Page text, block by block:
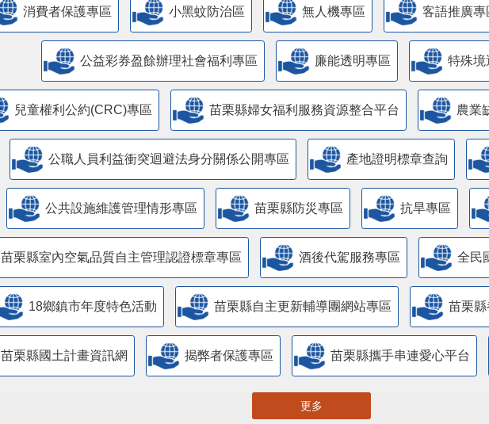
消費者保護專區 小黑蚊防治區 無人機專區 客語推廣專
公益彩券盈餘辦理社會福利專區 廉能透明專區 特殊境
兒童權利公約(CRC)專區 苗栗縣婦女福利服務資源整合平台 農業
公職人員利益衝突迴避法身分關係公開專區 產地證明標章查詢
​公共設施維護管理情形專區 苗栗縣防災專區 抗旱專區
苗栗縣室內空氣品質自主管理認證標章專區 酒後代駕服務專區 全民
18鄉鎮市年度特色活動 苗栗縣自主更新輔導團網站專區 苗栗
苗栗縣國土計畫資訊網 揭弊者保護專區 苗栗縣攜手串連愛心平台
更多